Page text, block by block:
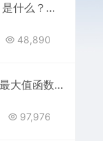
Apache Solr 是什么？全面解析与使用指南
48,890
php去掉最小最大值函数是什么
97,976